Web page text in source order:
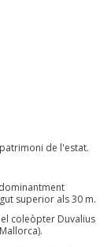
de l'estat.
superior als 30 m.
coleòpter Duvalius